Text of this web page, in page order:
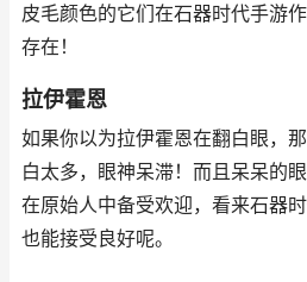
皮毛颜色的它们在石器时代手游
存在！
拉伊霍恩
如果你以为拉伊霍恩在翻白眼，
白太多，眼神呆滞！而且呆呆的
在原始人中备受欢迎，看来石器
也能接受良好呢。